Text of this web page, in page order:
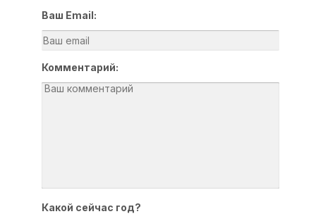
Ваш Email:
Комментарий:
Какой сейчас год?